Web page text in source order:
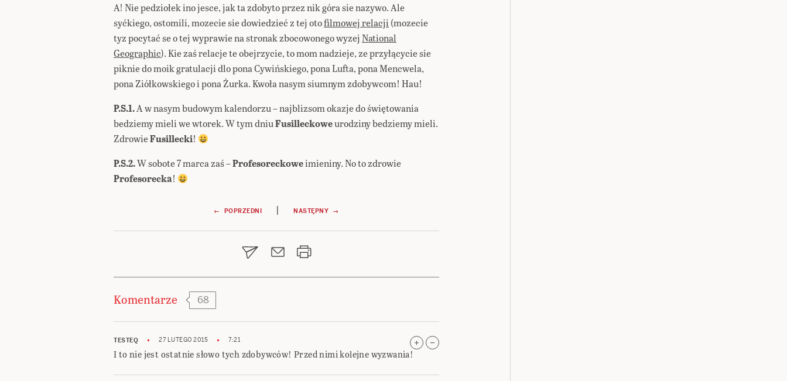
A! Nie pedziołek ino jesce, jak ta zdobyto przez nik góra sie nazywo. Ale
syćkiego, ostomili, mozecie sie dowiedzieć z tej otofilmowej relacji(mozecie
tyz pocytać se o tej wyprawie na stronak zbocowonego wyzej National
Geographic). Kie zaś relacje te obejrzycie, to mom nadzieje, ze przyłącycie sie
piknie do moik gratulacji dlo pona Cywińskiego, pona Lufta, pona Mencwela,
pona Ziółkowskiego i pona Żurka. Kwoła nasym siumnym zdobywcom! Hau!
P.S.1.A w nasym budowym kalendorzu – najblizsom okazje do świętowania
bedziemy mieli we wtorek. W tym dniuFusilleckoweurodziny bedziemy mieli.
ZdrowieFusillecki!
P.S.2.W sobote 7 marca zaś –Profesoreckoweimieniny. No to zdrowie
Profesorecka!
wpisu
← POPRZEDNI | NASTĘPNY →
Komentarze 68
TESTEQ 27 LUTEGO 2015 7:21
I to nie jest ostatnie słowo tych zdobywców! Przed nimi kolejne wyzwania!